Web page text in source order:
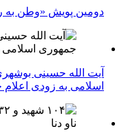
دومین پویش «وطن به
آیت الله حسینی
اسلامی به زودی